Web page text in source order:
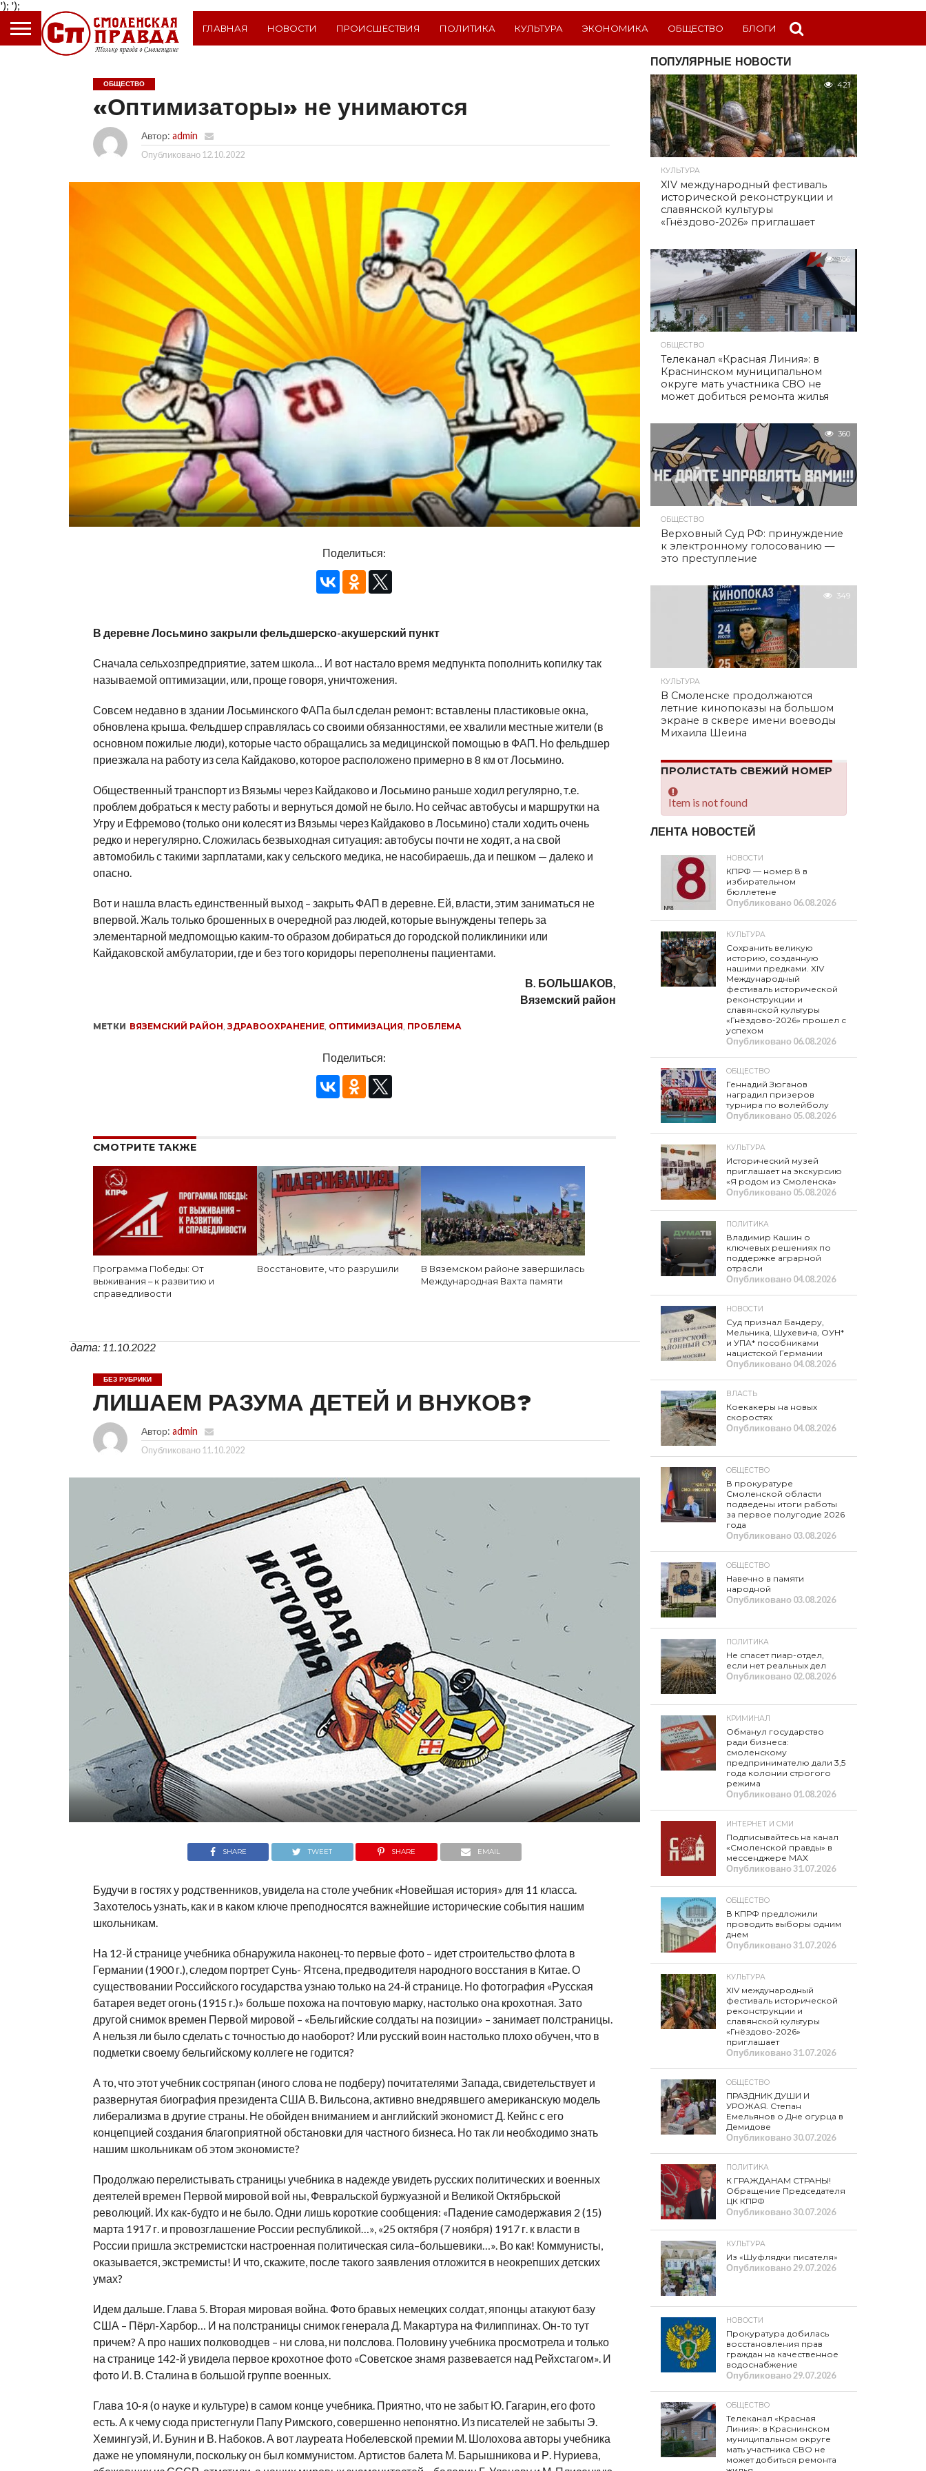
');
ГЛАВНАЯ НОВОСТИ ПРОИСШЕСТВИЯ ПОЛИТИКА КУЛЬТУРА ЭКОНОМИКА ОБЩЕСТВО БЛОГИ
ОБЩЕСТВО
«Оптимизаторы» не унимаются
Автор: admin
Опубликовано 12.10.2022
Поделиться:
В деревне Лосьмино закрыли фельдшерско-акушерский пункт
Сначала сельхозпредприятие, затем школа… И вот настало время медпункта пополнить копилку так
называемой оптимизации, или, проще говоря, уничтожения.
Совсем недавно в здании Лосьминского ФАПа был сделан ремонт: вставлены пластиковые окна,
обновлена крыша. Фельдшер справлялась со своими обязанностями, ее хвалили местные жители (в
основном пожилые люди), которые часто обращались за медицинской помощью в ФАП. Но фельдшер
приезжала на работу из села Кайдаково, которое расположено примерно в 8 км от Лосьмино.
Общественный транспорт из Вязьмы через Кайдаково и Лосьмино раньше ходил регулярно, т.е.
проблем добраться к месту работы и вернуться домой не было. Но сейчас автобусы и маршрутки на
Угру и Ефремово (только они колесят из Вязьмы через Кайдаково в Лосьмино) стали ходить очень
редко и нерегулярно. Сложилась безвыходная ситуация: автобусы почти не ходят, а на свой
автомобиль с такими зарплатами, как у сельского медика, не насобираешь, да и пешком — далеко и
опасно.
Вот и нашла власть единственный выход – закрыть ФАП в деревне. Ей, власти, этим заниматься не
впервой. Жаль только брошенных в очередной раз людей, которые вынуждены теперь за
элементарной медпомощью каким-то образом добираться до городской поликлиники или
Кайдаковской амбулатории, где и без того коридоры переполнены пациентами.
В. БОЛЬШАКОВ,
Вяземский район
МЕТКИ ВЯЗЕМСКИЙ РАЙОН, ЗДРАВООХРАНЕНИЕ, ОПТИМИЗАЦИЯ, ПРОБЛЕМА
Поделиться:
СМОТРИТЕ ТАКЖЕ
Программа Победы: От
выживания – к развитию и
справедливости
Восстановите, что разрушили
В Вяземском районе завершилась
Международная Вахта памяти
дата: 11.10.2022
БЕЗ РУБРИКИ
ЛИШАЕМ РАЗУМА ДЕТЕЙ И ВНУКОВ?
Автор: admin
Опубликовано 11.10.2022
SHARE TWEET SHARE EMAIL
Будучи в гостях у родственников, увидела на столе учебник «Новейшая история» для 11 класса.
Захотелось узнать, как и в каком ключе преподносятся важнейшие исторические события нашим
школьникам.
На 12-й странице учебника обнаружила наконец-то первые фото – идет строительство флота в
Германии (1900 г.), следом портрет Сунь- Ятсена, предводителя народного восстания в Китае. О
существовании Российского государства узнаю только на 24-й странице. Но фотография «Русская
батарея ведет огонь (1915 г.)» больше похожа на почтовую марку, настолько она крохотная. Зато
другой снимок времен Первой мировой – «Бельгийские солдаты на позиции» – занимает полстраницы.
А нельзя ли было сделать с точностью до наоборот? Или русский воин настолько плохо обучен, что в
подметки своему бельгийскому коллеге не годится?
А то, что этот учебник состряпан (иного слова не подберу) почитателями Запада, свидетельствует и
развернутая биография президента США В. Вильсона, активно внедрявшего американскую модель
либерализма в другие страны. Не обойден вниманием и английский экономист Д. Кейнс с его
концепцией создания благоприятной обстановки для частного бизнеса. Но так ли необходимо знать
нашим школьникам об этом экономисте?
Продолжаю перелистывать страницы учебника в надежде увидеть русских политических и военных
деятелей времен Первой мировой вой ны, Февральской буржуазной и Великой Октябрьской
революций. Их как-будто и не было. Одни лишь короткие сообщения: «Падение самодержавия 2 (15)
марта 1917 г. и провозглашение России республикой…», «25 октября (7 ноября) 1917 г. к власти в
России пришла экстремистски настроенная политическая сила–большевики…». Во как! Коммунисты,
оказывается, экстремисты! И что, скажите, после такого заявления отложится в неокрепших детских
умах?
Идем дальше. Глава 5. Вторая мировая война. Фото бравых немецких солдат, японцы атакуют базу
США – Пёрл-Харбор… И на полстраницы снимок генерала Д. Макартура на Филиппинах. Он-то тут
причем? А про наших полководцев – ни слова, ни полслова. Половину учебника просмотрела и только
на странице 142-й увидела первое крохотное фото «Советское знамя развевается над Рейхстагом». И
фото И. В. Сталина в большой группе военных.
Глава 10-я (о науке и культуре) в самом конце учебника. Приятно, что не забыт Ю. Гагарин, его фото
есть. А к чему сюда пристегнули Папу Римского, совершенно непонятно. Из писателей не забыты Э.
Хемингуэй, И. Бунин и В. Набоков. А вот лауреата Нобелевской премии М. Шолохова авторы учебника
даже не упомянули, поскольку он был коммунистом. Артистов балета М. Барышникова и Р. Нуриева,
ПОПУЛЯРНЫЕ НОВОСТИ
421
КУЛЬТУРА
XIV международный фестиваль
исторической реконструкции и
славянской культуры
«Гнёздово-2026» приглашает
386
ОБЩЕСТВО
Телеканал «Красная Линия»: в
Краснинском муниципальном
округе мать участника СВО не
может добиться ремонта жилья
360
ОБЩЕСТВО
Верховный Суд РФ: принуждение
к электронному голосованию —
это преступление
349
КУЛЬТУРА
В Смоленске продолжаются
летние кинопоказы на большом
экране в сквере имени воеводы
Михаила Шеина
ПРОЛИСТАТЬ СВЕЖИЙ НОМЕР
Item is not found
ЛЕНТА НОВОСТЕЙ
НОВОСТИ
КПРФ — номер 8 в
избирательном
бюллетене
Опубликовано06.08.2026
КУЛЬТУРА
Сохранить великую
историю, созданную
нашими предками. XIV
Международный
фестиваль исторической
реконструкции и
славянской культуры
«Гнёздово-2026» прошел с
успехом
Опубликовано06.08.2026
ОБЩЕСТВО
Геннадий Зюганов
наградил призеров
турнира по волейболу
Опубликовано05.08.2026
КУЛЬТУРА
Исторический музей
приглашает на экскурсию
«Я родом из Смоленска»
Опубликовано05.08.2026
ПОЛИТИКА
Владимир Кашин о
ключевых решениях по
поддержке аграрной
отрасли
Опубликовано04.08.2026
НОВОСТИ
Суд признал Бандеру,
Мельника, Шухевича, ОУН*
и УПА* пособниками
нацистской Германии
Опубликовано04.08.2026
ВЛАСТЬ
Коекакеры на новых
скоростях
Опубликовано04.08.2026
ОБЩЕСТВО
В прокуратуре
Смоленской области
подведены итоги работы
за первое полугодие 2026
года
Опубликовано03.08.2026
ОБЩЕСТВО
Навечно в памяти
народной
Опубликовано03.08.2026
ПОЛИТИКА
Не спасет пиар-отдел,
если нет реальных дел
Опубликовано02.08.2026
КРИМИНАЛ
Обманул государство
ради бизнеса:
смоленскому
предпринимателю дали 3,5
года колонии строгого
режима
Опубликовано01.08.2026
ИНТЕРНЕТ И СМИ
Подписывайтесь на канал
«Смоленской правды» в
мессенджере МАХ
Опубликовано31.07.2026
ОБЩЕСТВО
В КПРФ предложили
проводить выборы одним
днем
Опубликовано31.07.2026
КУЛЬТУРА
XIV международный
фестиваль исторической
реконструкции и
славянской культуры
«Гнёздово-2026»
приглашает
Опубликовано31.07.2026
ОБЩЕСТВО
ПРАЗДНИК ДУШИ И
УРОЖАЯ. Степан
Емельянов о Дне огурца в
Демидове
Опубликовано30.07.2026
ПОЛИТИКА
К ГРАЖДАНАМ СТРАНЫ!
Обращение Председателя
ЦК КПРФ
Опубликовано30.07.2026
КУЛЬТУРА
Из «Шуфлядки писателя»
Опубликовано29.07.2026
НОВОСТИ
Прокуратура добилась
восстановления прав
граждан на качественное
водоснабжение
Опубликовано29.07.2026
ОБЩЕСТВО
Телеканал «Красная
Линия»: в Краснинском
муниципальном округе
мать участника СВО не
может добиться ремонта
');